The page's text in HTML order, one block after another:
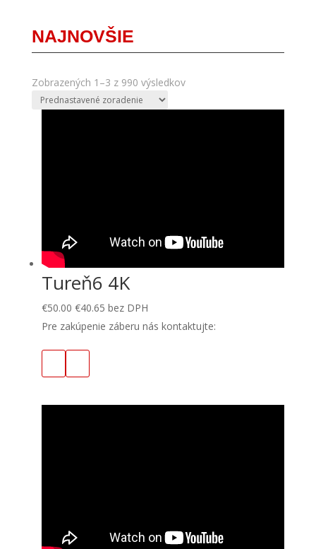
NAJNOVŠIE
Zobrazených 1–3 z 990 výsledkov
Tureň6 4K
€50.00 €40.65 bez DPH
Pre zakúpenie záberu nás kontaktujte: